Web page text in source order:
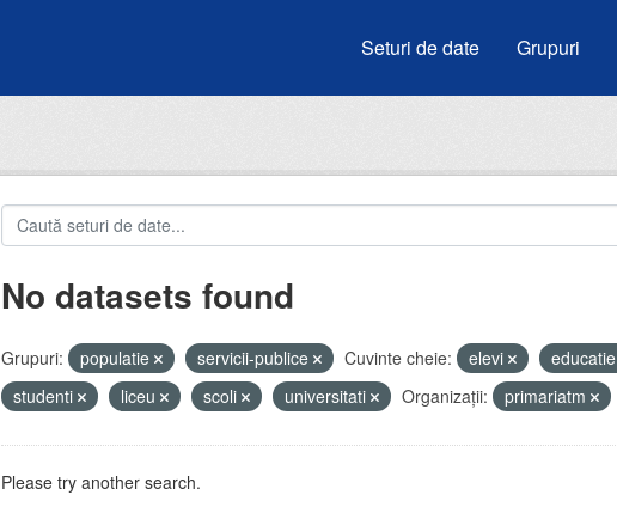
Seturi de date Grupuri
No datasets found
Grupuri: populatie servicii-publice Cuvinte cheie: elevi
educatie
studenti
liceu scoli universitati Organizații: primariatm
Please try another search.